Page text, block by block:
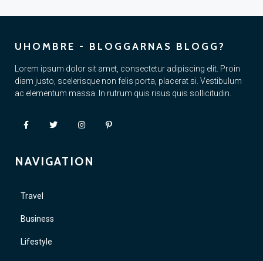
UHOMBRE - BLOGGARNAS BLOGG?
Lorem ipsum dolor sit amet, consectetur adipiscing elit. Proin
diam justo, scelerisque non felis porta, placerat si. Vestibulum
ac elementum massa. In rutrum quis risus quis sollicitudin.
NAVIGATION
Travel
Business
Lifestyle